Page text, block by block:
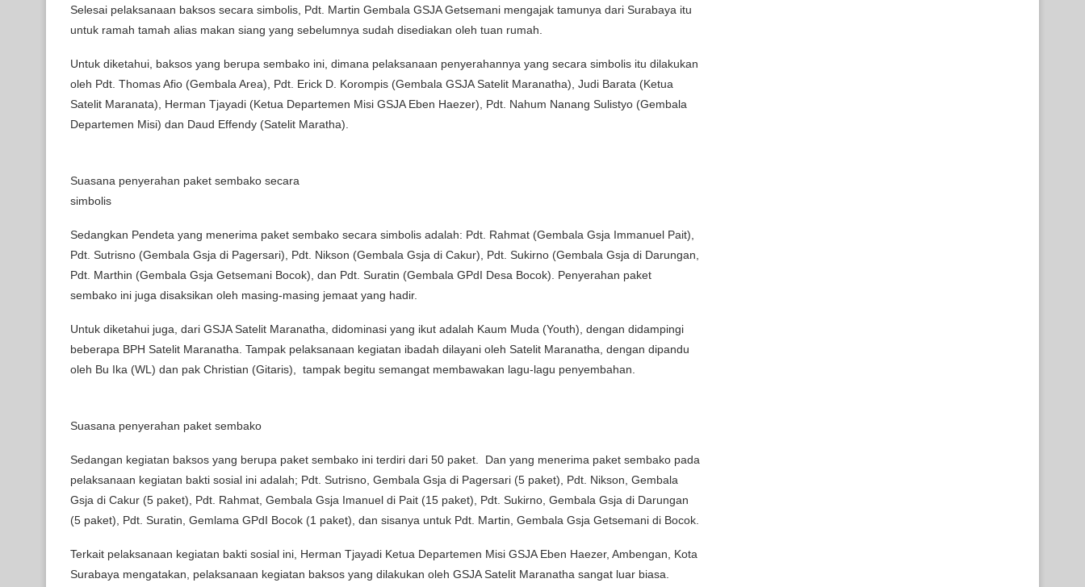
Selesai pelaksanaan baksos secara simbolis, Pdt. Martin Gembala GSJA Getsemani mengajak tamunya dari Surabaya itu
untuk ramah tamah alias makan siang yang sebelumnya sudah disediakan oleh tuan rumah.
Untuk diketahui, baksos yang berupa sembako ini, dimana pelaksanaan penyerahannya yang secara simbolis itu dilakukan
oleh Pdt. Thomas Afio (Gembala Area), Pdt. Erick D. Korompis (Gembala GSJA Satelit Maranatha), Judi Barata (Ketua
Satelit Maranata), Herman Tjayadi (Ketua Departemen Misi GSJA Eben Haezer), Pdt. Nahum Nanang Sulistyo (Gembala
Departemen Misi) dan Daud Effendy (Satelit Maratha).
Suasana penyerahan paket sembako secara
simbolis
Sedangkan Pendeta yang menerima paket sembako secara simbolis adalah: Pdt. Rahmat (Gembala Gsja Immanuel Pait),
Pdt. Sutrisno (Gembala Gsja di Pagersari), Pdt. Nikson (Gembala Gsja di Cakur), Pdt. Sukirno (Gembala Gsja di Darungan,
Pdt. Marthin (Gembala Gsja Getsemani Bocok), dan Pdt. Suratin (Gembala GPdI Desa Bocok). Penyerahan paket
sembako ini juga disaksikan oleh masing-masing jemaat yang hadir.
Untuk diketahui juga, dari GSJA Satelit Maranatha, didominasi yang ikut adalah Kaum Muda (Youth), dengan didampingi
beberapa BPH Satelit Maranatha. Tampak pelaksanaan kegiatan ibadah dilayani oleh Satelit Maranatha, dengan dipandu
oleh Bu Ika (WL) dan pak Christian (Gitaris), tampak begitu semangat membawakan lagu-lagu penyembahan.
Suasana penyerahan paket sembako
Sedangan kegiatan baksos yang berupa paket sembako ini terdiri dari 50 paket. Dan yang menerima paket sembako pada
pelaksanaan kegiatan bakti sosial ini adalah; Pdt. Sutrisno, Gembala Gsja di Pagersari (5 paket), Pdt. Nikson, Gembala
Gsja di Cakur (5 paket), Pdt. Rahmat, Gembala Gsja Imanuel di Pait (15 paket), Pdt. Sukirno, Gembala Gsja di Darungan
(5 paket), Pdt. Suratin, Gemlama GPdI Bocok (1 paket), dan sisanya untuk Pdt. Martin, Gembala Gsja Getsemani di Bocok.
Terkait pelaksanaan kegiatan bakti sosial ini, Herman Tjayadi Ketua Departemen Misi GSJA Eben Haezer, Ambengan, Kota
Surabaya mengatakan, pelaksanaan kegiatan baksos yang dilakukan oleh GSJA Satelit Maranatha sangat luar biasa.